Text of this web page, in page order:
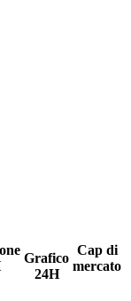
Grafico
24H
Cap di
mercato